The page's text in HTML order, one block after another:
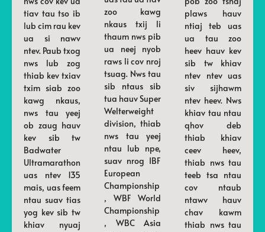
tiav tau tso ib
lub cim rau kev
ua si nawv
ntev. Paub txog
nws lub zog
thiab kev txiav
txim siab zoo
kawg nkaus,
nws tau yeej
ob zaug hauv
kev sib tw
Badwater
Ultramarathon
uas ntev 135
mais, uas feem
ntau suav tias
yog kev sib tw
khiav nyuaj
zoo kawg
nkaus txij li
thaum nws pib
ua neej nyob
raws li cov nroj
tsuag. Nws tau
sib ntaus sib
tua hauv Super
Welterweight
division, thiab
nws tau yeej
ntau lub npe,
suav nrog IBF
European
Championship
, WBF World
Championship
, WBC Asia
plaws hauv
ntiaj teb uas
ua tau zoo
heev hauv kev
sib tw khiav
ntev ntev uas
siv sijhawm
ntev heev. Nws
khiav tau ntau
qhov deb
thiab khiav
ceev heev,
thiab nws tau
teeb tsa ntau
cov ntaub
ntawv hauv
chav kawm
thiab nws tau